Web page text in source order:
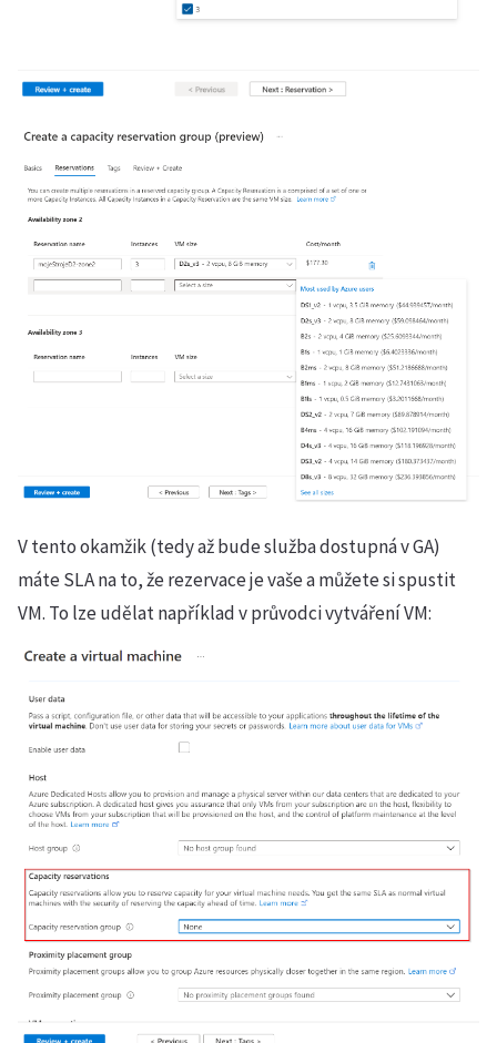
V tento okamžik (tedy až bude služba dostupná v GA)
máte SLA na to, že rezervace je vaše a můžete si spustit
VM. To lze udělat například v průvodci vytváření VM: